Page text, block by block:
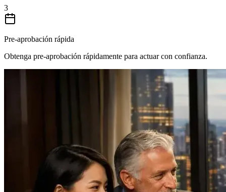
3
Pre-aprobación rápida
Obtenga pre-aprobación rápidamente para actuar con confianza.